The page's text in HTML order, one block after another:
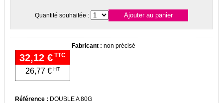
Quantité souhaitée :
32,12 €TTC
26,77 €HT
Fabricant : non précisé
Référence : DOUBLE A 80G